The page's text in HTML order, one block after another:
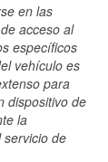
en las
acceso al
específicos
vehículo es
para
dispositivo de
la
servicio de